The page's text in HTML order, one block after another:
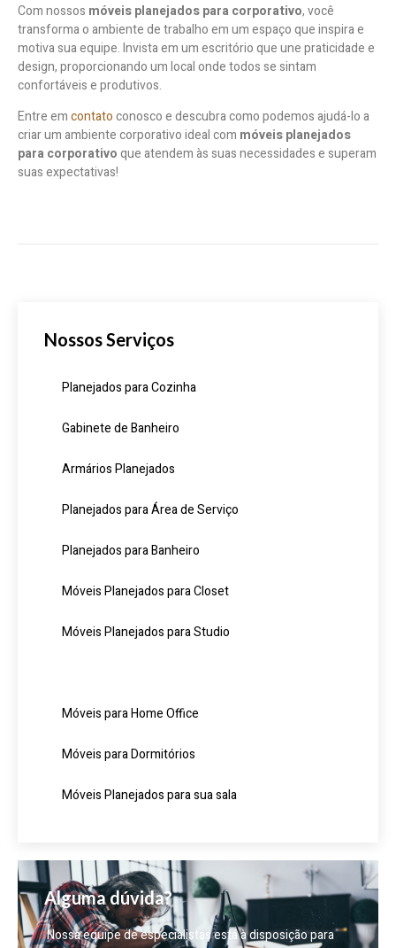
Com nossos móveis planejados para corporativo, você
transforma o ambiente de trabalho em um espaço que inspira e
motiva sua equipe. Invista em um escritório que une praticidade e
design, proporcionando um local onde todos se sintam
confortáveis e produtivos.
Entre emcontatoconosco e descubra como podemos ajudá-lo a
criar um ambiente corporativo ideal com móveis planejados
para corporativoque atendem às suas necessidades e superam
suas expectativas!
Nossos Serviços
Planejados para Cozinha
Gabinete de Banheiro
Armários Planejados
Planejados para Área de Serviço
Planejados para Banheiro
Móveis Planejados para Closet
Móveis Planejados para Studio
Móveis para Home Office
Móveis para Dormitórios
Móveis Planejados para sua sala
Alguma dúvida?
Nossa equipe de especialistas está à disposição para